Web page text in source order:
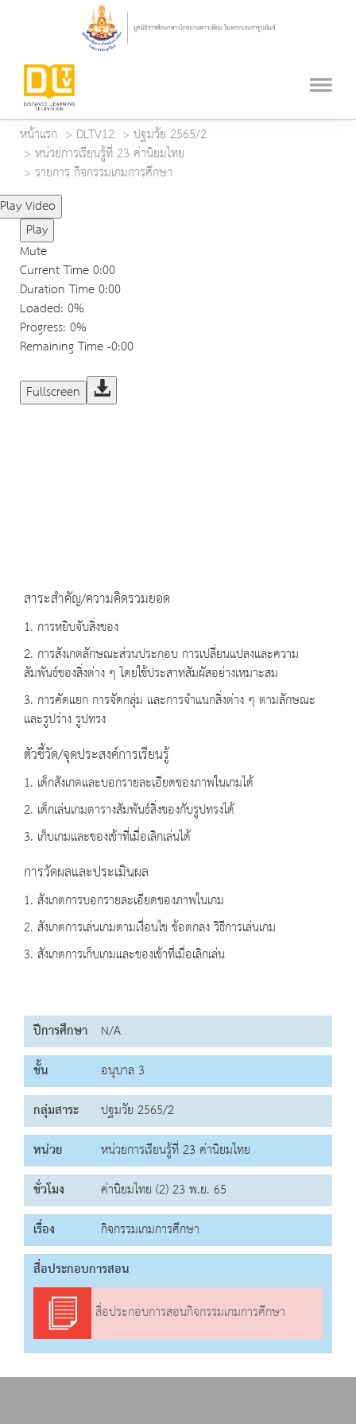
หน้าแรก DLTV12
ปฐมวัย 2565/2
หน่วยการเรียนรู้ที่ 23 ค่านิยมไทย
รายการ กิจกรรมเกมการศึกษา
Play Video
Play
Mute
Current Time0:00
Duration Time0:00
Loaded: 0%
Progress: 0%
Remaining Time-0:00
Fullscreen
สาระสำคัญ/ความคิดรวมยอด
1. การหยิบจับสิ่งของ
2. การสังเกตลักษณะส่วนประกอบ การเปลี่ยนแปลงและความ
สัมพันธ์ของสิ่งต่าง ๆ โดยใช้ประสาทสัมผัสอย่างเหมาะสม
3. การคัดแยก การจัดกลุ่ม และการจำแนกสิ่งต่าง ๆ ตามลักษณะ
และรูปร่าง รูปทรง
ตัวชี้วัด/จุดประสงค์การเรียนรู้
1. เด็กสังเกตและบอกรายละเอียดของภาพในเกมได้
2. เด็กเล่นเกมตารางสัมพันธ์สิ่งของกับรูปทรงได้
3. เก็บเกมและของเข้าที่เมื่อเลิกเล่นได้
การวัดผลและประเมินผล
1. สังเกตการบอกรายละเอียดของภาพในเกม
2. สังเกตการเล่นเกมตามเงื่อนไข ข้อตกลง วิธีการเล่นเกม
3. สังเกตการเก็บเกมและของเข้าที่เมื่อเลิกเล่น
ปีการศึกษา N/A
ชั้น
อนุบาล 3
กลุ่มสาระ
ปฐมวัย 2565/2
หน่วย
หน่วยการเรียนรู้ที่ 23 ค่านิยมไทย
ชั่วโมง
ค่านิยมไทย (2) 23 พ.ย. 65
เรื่อง
กิจกรรมเกมการศึกษา
สื่อประกอบการสอน
สื่อประกอบการสอนกิจกรรมเกมการศึกษา